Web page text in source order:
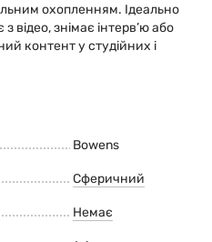
охопленням. Ідеально
відео, знімає інтерв’ю або
контент у студійних і
Bowens
Сферичний
Немає